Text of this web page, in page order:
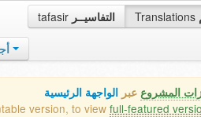
tafasir التفاسيــر Translations
المشروع عبر الواجهة الرئيسية
version, to view full-featured